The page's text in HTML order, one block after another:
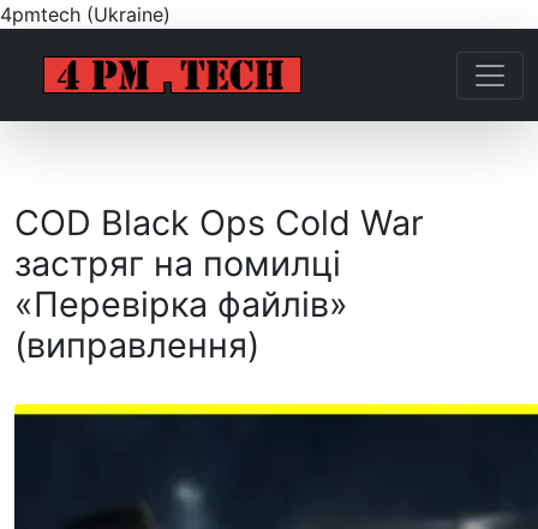
4pmtech (Ukraine)
COD Black Ops Cold War
застряг на помилці
«Перевірка файлів»
(виправлення)